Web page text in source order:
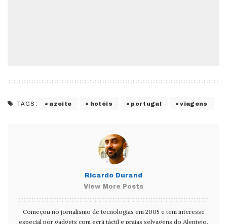
TAGS: azeite hotéis portugal viagens
Ricardo Durand
View More Posts
Começou no jornalismo de tecnologias em 2005 e tem interesse
especial por gadgets com ecrã táctil e praias selvagens do Alentejo.